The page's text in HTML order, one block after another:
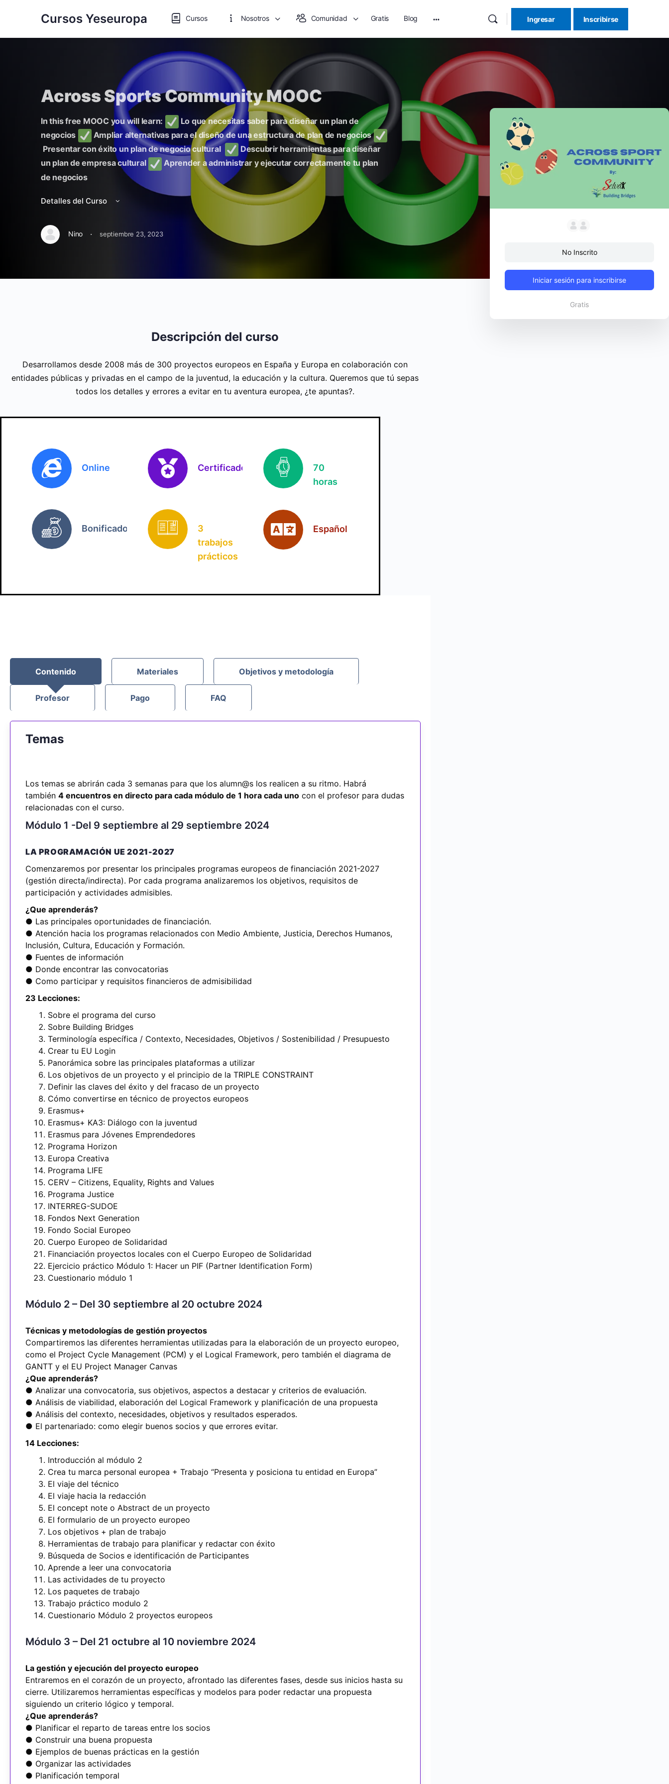
Cursos Yeseuropa Cursos Nosotros Comunidad Gratis Blog Ingresar Inscribirse
Across Sports Community MOOC
In this free MOOC you will learn:
Lo que necesitas saber para diseñar un plan de
negocios
Ampliar alternativas para el diseño de una estructura de plan de negocios
Presentar con éxito un plan de negocio cultural
Descubrir herramientas para diseñar
un plan de empresa cultural
Aprender a administrar y ejecutar correctamente tu plan
de negocios
Detalles del Curso
Nino · septiembre 23, 2023
Descripción del curso
Desarrollamos desde 2008 más de 300 proyectos europeos en España y Europa en colaboración con
entidades públicas y privadas en el campo de la juventud, la educación y la cultura. Queremos que tú sepas
todos los detalles y errores a evitar en tu aventura europea, ¿te apuntas?.
Online
Bonificado
Certificado
3
trabajos
prácticos
70
horas
Español
Contenido Materiales Objetivos y metodología
Profesor Pago FAQ
Temas
Los temas se abrirán cada 3 semanas para que los alumn@s los realicen a su ritmo. Habrá
también 4 encuentros en directo para cada módulo de 1 hora cada uno con el profesor para dudas
relacionadas con el curso.
Módulo 1 -Del 9 septiembre al 29 septiembre 2024
LA PROGRAMACIÓN UE 2021-2027
Comenzaremos por presentar los principales programas europeos de financiación 2021-2027
(gestión directa/indirecta). Por cada programa analizaremos los objetivos, requisitos de
participación y actividades admisibles.
¿Que aprenderás?
● Las principales oportunidades de financiación.
● Atención hacia los programas relacionados con Medio Ambiente, Justicia, Derechos Humanos,
Inclusión, Cultura, Educación y Formación.
● Fuentes de información
● Donde encontrar las convocatorias
● Como participar y requisitos financieros de admisibilidad
23 Lecciones:
Sobre el programa del curso
Sobre Building Bridges
Terminología específica / Contexto, Necesidades, Objetivos / Sostenibilidad / Presupuesto
Crear tu EU Login
Panorámica sobre las principales plataformas a utilizar
Los objetivos de un proyecto y el principio de la TRIPLE CONSTRAINT
Definir las claves del éxito y del fracaso de un proyecto
Cómo convertirse en técnico de proyectos europeos
Erasmus+
Erasmus+ KA3: Diálogo con la juventud
Erasmus para Jóvenes Emprendedores
Programa Horizon
Europa Creativa
Programa LIFE
CERV – Citizens, Equality, Rights and Values
Programa Justice
INTERREG-SUDOE
Fondos Next Generation
Fondo Social Europeo
Cuerpo Europeo de Solidaridad
Financiación proyectos locales con el Cuerpo Europeo de Solidaridad
Ejercicio práctico Módulo 1: Hacer un PIF (Partner Identification Form)
Cuestionario módulo 1
Módulo 2 – Del 30 septiembre al 20 octubre 2024
Técnicas y metodologías de gestión proyectos
Compartiremos las diferentes herramientas utilizadas para la elaboración de un proyecto europeo,
como el Project Cycle Management (PCM) y el Logical Framework, pero también el diagrama de
GANTT y el EU Project Manager Canvas
¿Que aprenderás?
● Analizar una convocatoria, sus objetivos, aspectos a destacar y criterios de evaluación.
● Análisis de viabilidad, elaboración del Logical Framework y planificación de una propuesta
● Análisis del contexto, necesidades, objetivos y resultados esperados.
● El partenariado: como elegir buenos socios y que errores evitar.
14 Lecciones:
Introducción al módulo 2
Crea tu marca personal europea + Trabajo “Presenta y posiciona tu entidad en Europa”
El viaje del técnico
El viaje hacia la redacción
El concept note o Abstract de un proyecto
El formulario de un proyecto europeo
Los objetivos + plan de trabajo
Herramientas de trabajo para planificar y redactar con éxito
Búsqueda de Socios e identificación de Participantes
Aprende a leer una convocatoria
Las actividades de tu proyecto
Los paquetes de trabajo
Trabajo práctico modulo 2
Cuestionario Módulo 2 proyectos europeos
Módulo 3 – Del 21 octubre al 10 noviembre 2024
La gestión y ejecución del proyecto europeo
Entraremos en el corazón de un proyecto, afrontado las diferentes fases, desde sus inicios hasta su
cierre. Utilizaremos herramientas específicas y modelos para poder redactar una propuesta
siguiendo un criterio lógico y temporal.
¿Que aprenderás?
● Planificar el reparto de tareas entre los socios
● Construir una buena propuesta
● Ejemplos de buenas prácticas en la gestión
● Organizar las actividades
● Planificación temporal
No Inscrito
Iniciar sesión para inscribirse
Gratis